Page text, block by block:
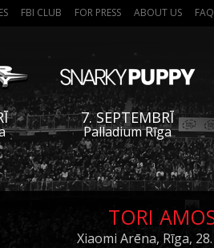
FBI CLUB FOR PRESS ABOUT US FAQ
7. SEPTEMBRĪ
Palladium Rīga
TORI
Xiaomi Arēna, Rīga,